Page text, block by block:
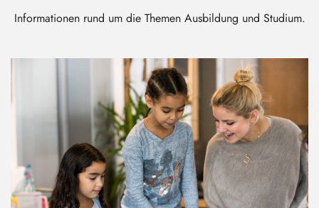
Informationen rund um die Themen Ausbildung und Studium.